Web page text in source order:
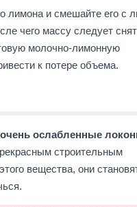
лимона и смешайте его с
чего массу следует
молочно-лимонную
к потере объема.
ослабленные
строительным
вещества, они